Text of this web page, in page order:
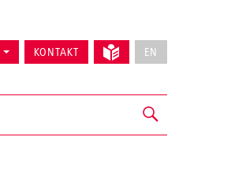
KONTAKT EN